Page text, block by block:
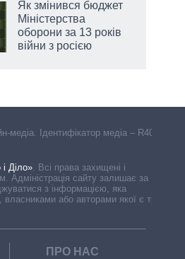
Як змінився бюджет
Міністерства
оборони за 13 років
війни з росією
медіа. Ідентифікатор медіа – R40-
Діло». Всі права захищені і
Адміністрація сайту залишає за
з інформацією, яка
власниками або авторами якої є треті
ПРО НАС